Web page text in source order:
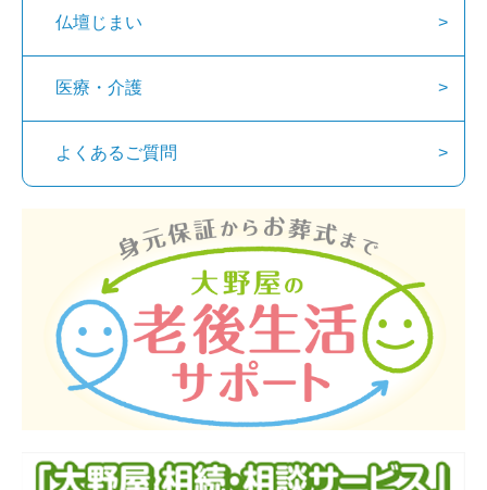
仏壇じまい
医療・介護
よくあるご質問